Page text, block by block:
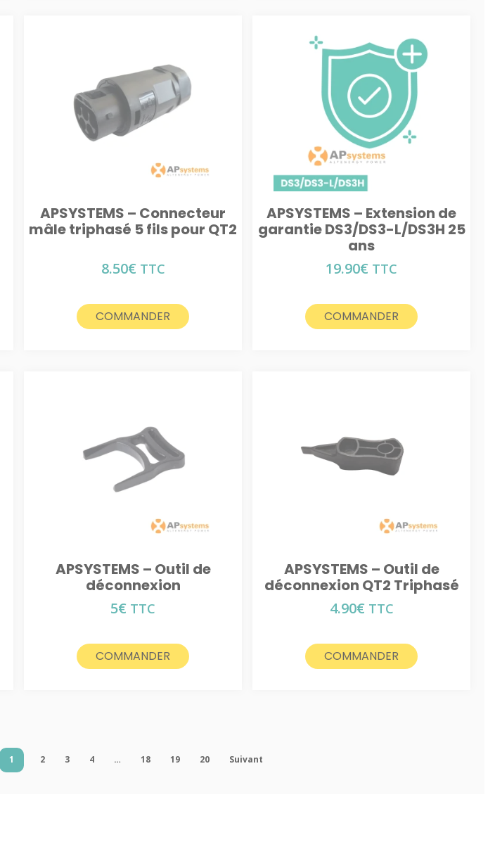
APSYSTEMS – Connecteur
mâle triphasé 5 fils pour QT2
8.50€ TTC
COMMANDER
APSYSTEMS – Extension de
garantie DS3/DS3-L/DS3H 25
ans
19.90€ TTC
COMMANDER
APSYSTEMS – Outil de
déconnexion
5€ TTC
COMMANDER
APSYSTEMS – Outil de
déconnexion QT2 Triphasé
4.90€ TTC
COMMANDER
1 2 3 4 … 18 19 20 Suivant